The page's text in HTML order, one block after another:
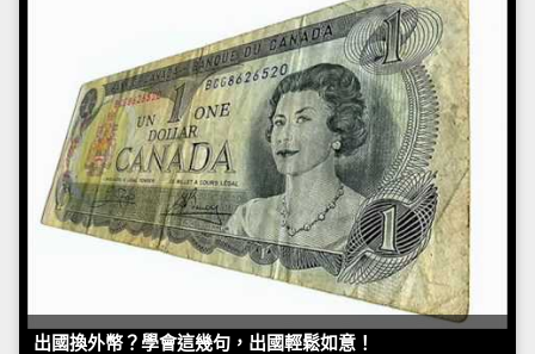
出國換外幣？學會這幾句，出國輕鬆如意！